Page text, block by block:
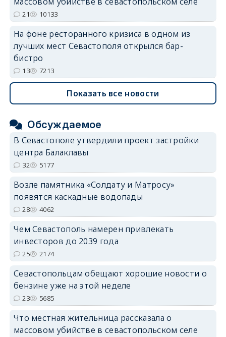
21 10133
На фоне ресторанного кризиса в одном из
лучших мест Севастополя открылся бар-
бистро
13 7213
Показать все новости
Обсуждаемое
В Севастополе утвердили проект застройки
центра Балаклавы
32 5177
Возле памятника «Солдату и Матросу»
появятся каскадные водопады
28 4062
Чем Севастополь намерен привлекать
инвесторов до 2039 года
25 2174
Севастопольцам обещают хорошие новости о
бензине уже на этой неделе
23 5685
Что местная жительница рассказала о
массовом убийстве в севастопольском селе